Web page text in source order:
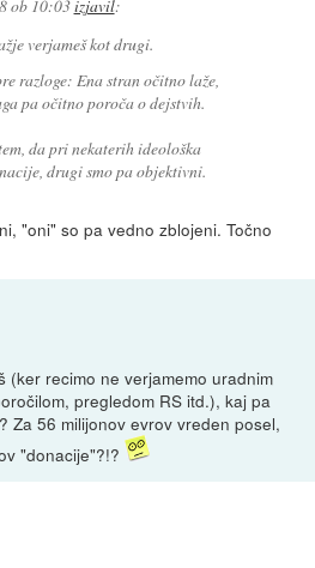
ob 10:03izjavil:
verjameš kot drugi.
razloge: Ena stran očitno laže,
pa očitno poroča o dejstvih.
da pri nekaterih ideološka
drugi smo pa objektivni.
"oni" so pa vedno zblojeni. Točno
(ker recimo ne verjamemo uradnim
pregledom RS itd.), kaj pa
Za 56 milijonov evrov vreden posel,
"donacije"?!?